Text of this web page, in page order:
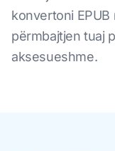
konvertoni
përmbajtjen tuaj
aksesueshme.